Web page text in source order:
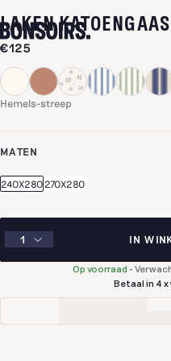
LAKEN KATOENGAAS-
€125
Hemels-streep
MATEN
240X280 270X280
IN
Op voorraad -
Betaal in 4